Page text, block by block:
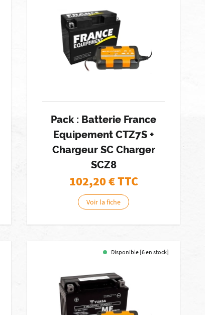
Pack : Batterie France
Equipement CTZ7S +
Chargeur SC Charger
SCZ8
102,20€ TTC
Voir la fiche
Disponible [6 en stock]